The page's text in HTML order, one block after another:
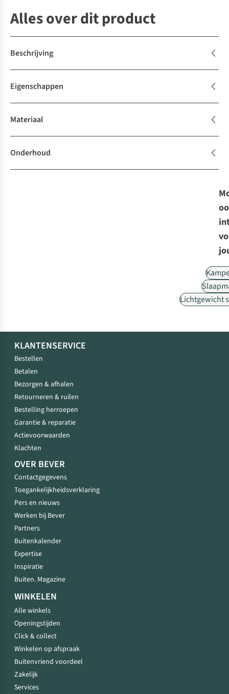
Alles over dit product
Beschrijving
Eigenschappen
Materiaal
Onderhoud
Lichtgewicht
KLANTENSERVICE
Bestellen
Betalen
Bezorgen & afhalen
Retourneren & ruilen
Bestelling herroepen
Garantie & reparatie
Actievoorwaarden
Klachten
OVER BEVER
Contactgegevens
Toegankelijkheidsverklaring
Pers en nieuws
Werken bij Bever
Partners
Buitenkalender
Expertise
Inspiratie
Buiten. Magazine
WINKELEN
Alle winkels
Openingstijden
Click & collect
Winkelen op afspraak
Buitenvriend voordeel
Zakelijk
Services